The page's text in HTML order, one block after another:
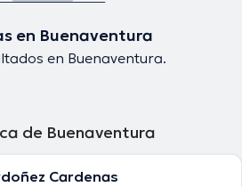
en Buenaventura
en Buenaventura.
de Buenaventura
Cardenas